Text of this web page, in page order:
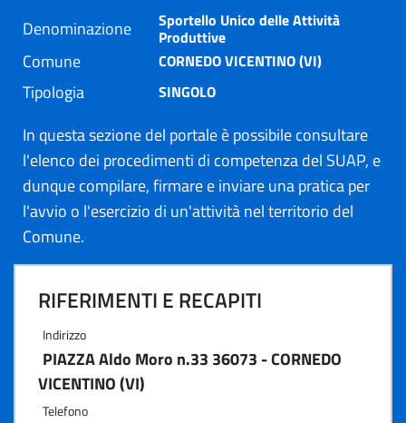
Denominazione Sportello Unico delle Attività
Produttive
Comune CORNEDO VICENTINO (VI)
Tipologia SINGOLO
In questa sezione del portale è possibile consultare
l'elenco dei procedimenti di competenza del SUAP, e
dunque compilare, firmare e inviare una pratica per
l'avvio o l'esercizio di un'attività nel territorio del
Comune.
RIFERIMENTI E RECAPITI
Indirizzo
PIAZZA Aldo Moro n.33 36073 - CORNEDO
VICENTINO (VI)
Telefono